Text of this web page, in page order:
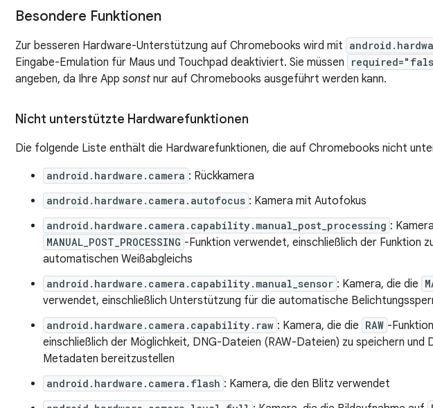
Besondere Funktionen
Zur besseren Hardware-Unterstützung auf Chromebooks wird mit
Eingabe-Emulation für Maus und Touchpad deaktiviert. Sie müssen
angeben, da Ihre App sonst nur auf Chromebooks ausgeführt werden kann.
Nicht unterstützte Hardwarefunktionen
Die folgende Liste enthält die Hardwarefunktionen, die auf Chromebooks nicht
android.hardware.camera : Rückkamera
android.hardware.camera.autofocus : Kamera mit Autofokus
android.hardware.camera.capability.manual_post_processing :
MANUAL_POST_PROCESSING -Funktion verwendet, einschließlich der Funktion
automatischen Weißabgleichs
android.hardware.camera.capability.manual_sensor : Kamera, die die
verwendet, einschließlich Unterstützung für die automatische
android.hardware.camera.capability.raw : Kamera, die die RAW -
einschließlich der Möglichkeit, DNG-Dateien (RAW-Dateien) zu speichern und
Metadaten bereitzustellen
android.hardware.camera.flash : Kamera, die den Blitz verwendet